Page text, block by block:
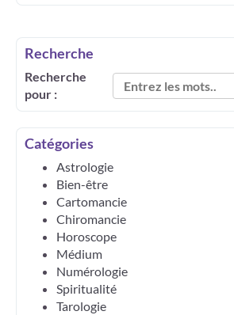
Recherche
Recherche
pour :
Catégories
Astrologie
Bien-être
Cartomancie
Chiromancie
Horoscope
Médium
Numérologie
Spiritualité
Tarologie